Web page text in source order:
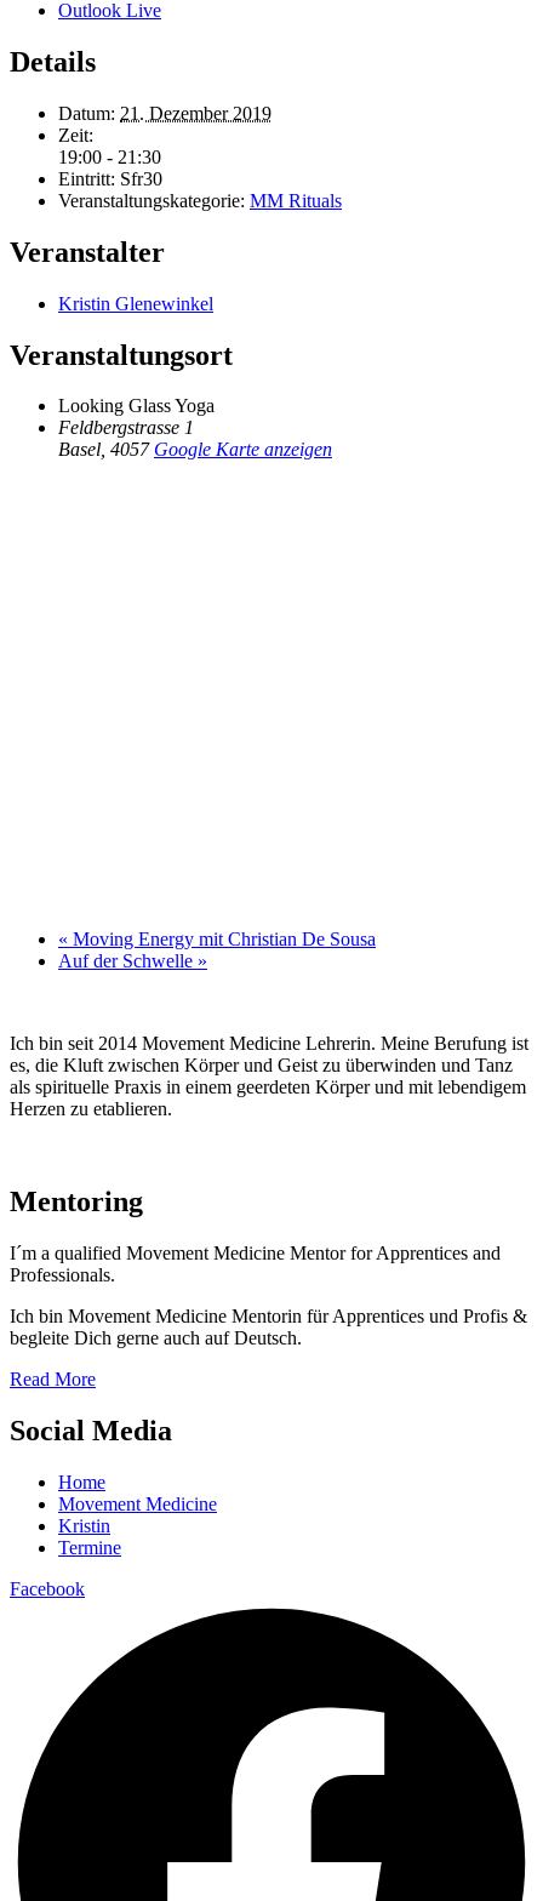
Outlook Live
Details
Datum: 21. Dezember 2019
Zeit:
19:00 - 21:30
Eintritt: Sfr30
Veranstaltungskategorie: MM Rituals
Veranstalter
Kristin Glenewinkel
Veranstaltungsort
Looking Glass Yoga
Feldbergstrasse 1
Basel, 4057 Google Karte anzeigen
« Moving Energy mit Christian De Sousa
Auf der Schwelle »
Ich bin seit 2014 Movement Medicine Lehrerin. Meine Berufung ist
es, die Kluft zwischen Körper und Geist zu überwinden und Tanz
als spirituelle Praxis in einem geerdeten Körper und mit lebendigem
Herzen zu etablieren.
Mentoring
I´m a qualified Movement Medicine Mentor for Apprentices and
Professionals.
Ich bin Movement Medicine Mentorin für Apprentices und Profis &
begleite Dich gerne auch auf Deutsch.
Read More
Social Media
Home
Movement Medicine
Kristin
Termine
Facebook